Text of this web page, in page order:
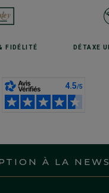
FIDÉLITÉ DÉTAXE
À LA